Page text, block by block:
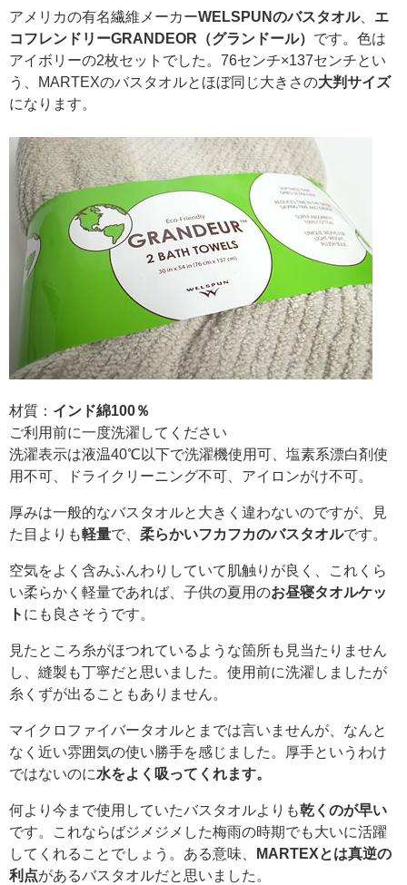
アメリカの有名繊維メーカーWELSPUNのバスタオル、 エ
コフレンドリーGRANDEOR（グランドール） です。色は
アイボリーの2枚セットでした。76センチ×137センチとい
う、MARTEXのバスタオルとほぼ同じ大きさの大判サイズ
になります。
材質： インド綿100％
ご利用前に一度洗濯してください
洗濯表示は液温40℃以下で洗濯機使用可、塩素系漂白剤使
用不可、ドライクリーニング不可、アイロンがけ不可。
厚みは一般的なバスタオルと大きく違わないのですが、見
た目よりも軽量で、 柔らかいフカフカのバスタオルです。
空気をよく含みふんわりしていて肌触りが良く、これくら
い柔らかく軽量であれば、子供の夏用のお昼寝タオルケッ
ト にも良さそうです。
見たところ糸がほつれているような箇所も見当たりません
し、縫製も丁寧だと思いました。使用前に洗濯しましたが
糸くずが出ることもありません。
マイクロファイバータオルとまでは言いませんが、なんと
なく近い雰囲気の使い勝手を感じました。厚手というわけ
ではないのに水をよく吸ってくれます。
何より今まで使用していたバスタオルよりも乾くのが早い
です。これならばジメジメした梅雨の時期でも大いに活躍
してくれることでしょう。ある意味、
MARTEXとは真逆の
利点があるバスタオルだと思いました。